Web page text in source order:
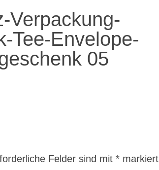
Verpackung-
Tee-Envelope-
05
Felder sind mit* markiert